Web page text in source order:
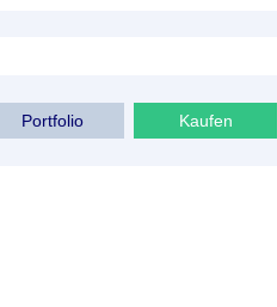
Portfolio Kaufen